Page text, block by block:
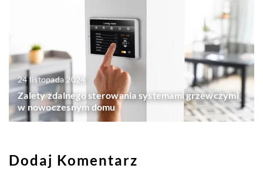
24 listopada 2024
Zalety zdalnego sterowania systemami grzewczymi
w nowoczesnym domu
Dodaj Komentarz